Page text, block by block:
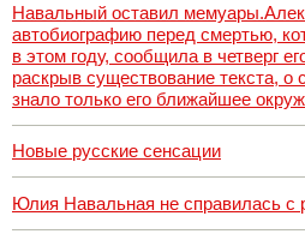
Навальный оставил
автобиографию перед смертью,
в этом году, сообщила в четверг
раскрыв существование текста, о
знало только его ближайшее
Новые русские сенсации
Юлия Навальная не справилась с